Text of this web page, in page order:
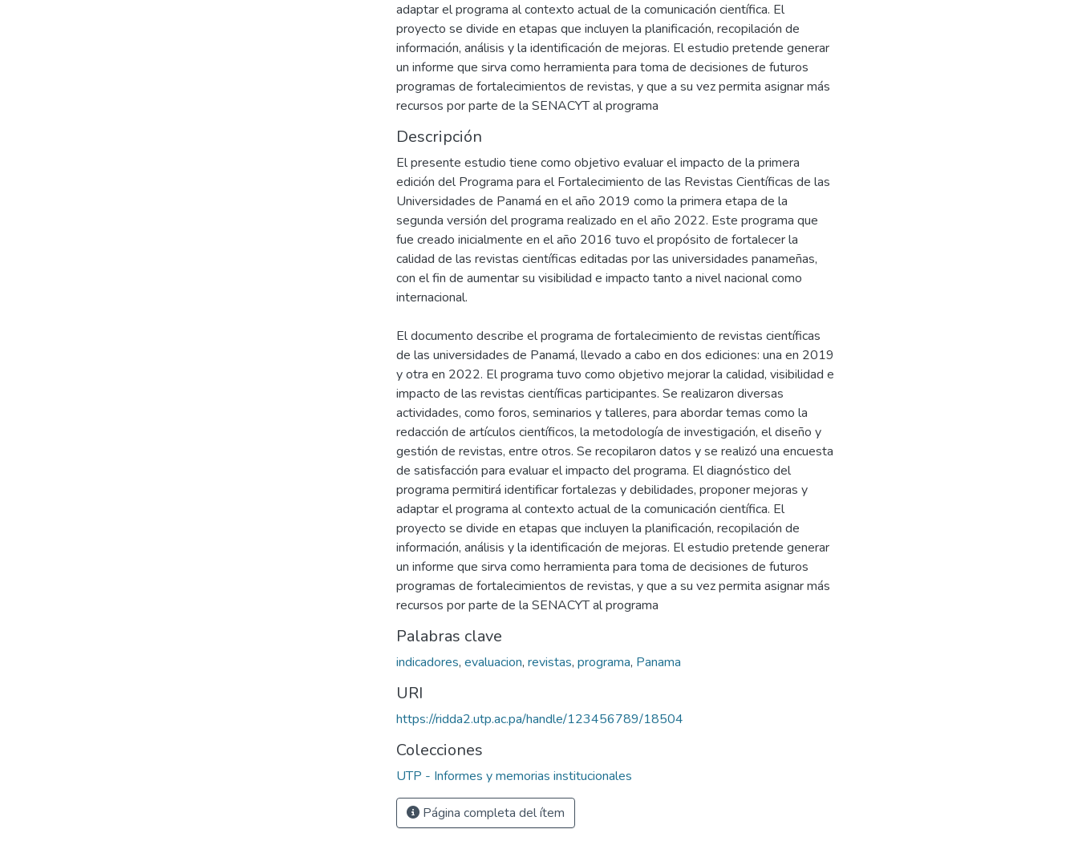
adaptar el programa al contexto actual de la comunicación científica. El
proyecto se divide en etapas que incluyen la planificación, recopilación de
información, análisis y la identificación de mejoras. El estudio pretende generar
un informe que sirva como herramienta para toma de decisiones de futuros
programas de fortalecimientos de revistas, y que a su vez permita asignar más
recursos por parte de la SENACYT al programa
Descripción
El presente estudio tiene como objetivo evaluar el impacto de la primera
edición del Programa para el Fortalecimiento de las Revistas Científicas de las
Universidades de Panamá en el año 2019 como la primera etapa de la
segunda versión del programa realizado en el año 2022. Este programa que
fue creado inicialmente en el año 2016 tuvo el propósito de fortalecer la
calidad de las revistas científicas editadas por las universidades panameñas,
con el fin de aumentar su visibilidad e impacto tanto a nivel nacional como
internacional.
El documento describe el programa de fortalecimiento de revistas científicas
de las universidades de Panamá, llevado a cabo en dos ediciones: una en 2019
y otra en 2022. El programa tuvo como objetivo mejorar la calidad, visibilidad e
impacto de las revistas científicas participantes. Se realizaron diversas
actividades, como foros, seminarios y talleres, para abordar temas como la
redacción de artículos científicos, la metodología de investigación, el diseño y
gestión de revistas, entre otros. Se recopilaron datos y se realizó una encuesta
de satisfacción para evaluar el impacto del programa. El diagnóstico del
programa permitirá identificar fortalezas y debilidades, proponer mejoras y
adaptar el programa al contexto actual de la comunicación científica. El
proyecto se divide en etapas que incluyen la planificación, recopilación de
información, análisis y la identificación de mejoras. El estudio pretende generar
un informe que sirva como herramienta para toma de decisiones de futuros
programas de fortalecimientos de revistas, y que a su vez permita asignar más
recursos por parte de la SENACYT al programa
Palabras clave
indicadores, evaluacion, revistas, programa, Panama
URI
https://ridda2.utp.ac.pa/handle/123456789/18504
Colecciones
UTP - Informes y memorias institucionales
Página completa del ítem